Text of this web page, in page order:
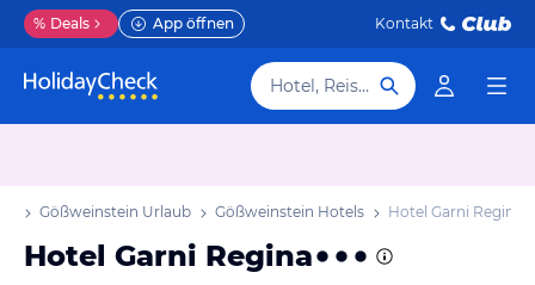
% Deals App öffnen Kontakt
Hotel, Reiseziel
Gößweinstein Urlaub Gößweinstein Hotels Hotel Garni Regina
Hotel Garni Regina